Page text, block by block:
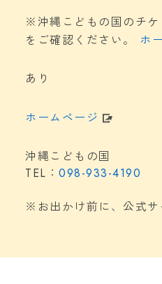
※沖縄こどもの国のチケ
をご確認ください。 ホ
あり
ホームページ
沖縄こどもの国
TEL：098-933-4190
※お出かけ前に、公式サ